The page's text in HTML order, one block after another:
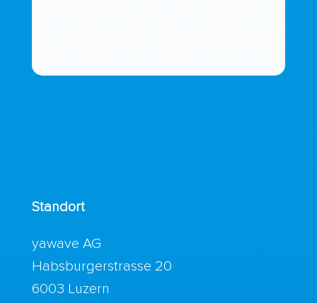
Standort
yawave AG
Habsburgerstrasse 20
6003 Luzern